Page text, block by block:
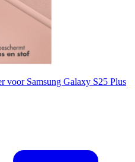
voor Samsung Galaxy S25 Plus